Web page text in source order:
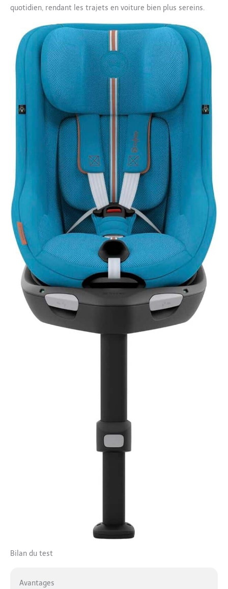
quotidien, rendant les trajets en voiture bien plus sereins.
Bilan du test
Avantages